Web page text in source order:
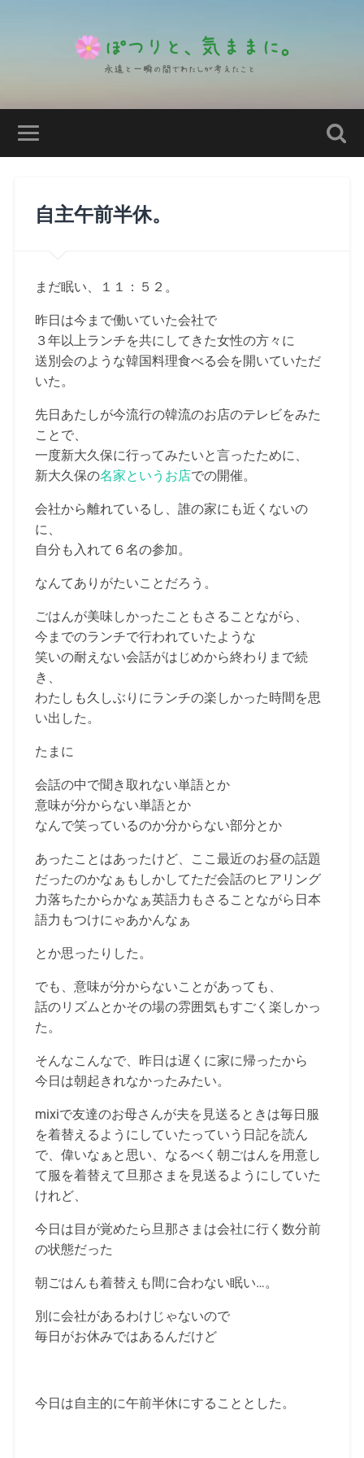
自主午前半休。
まだ眠い、１１：５２。
昨日は今まで働いていた会社で
３年以上ランチを共にしてきた女性の方々に
送別会のような韓国料理食べる会を開いていただ
いた。
先日あたしが今流行の韓流のお店のテレビをみた
ことで、
一度新大久保に行ってみたいと言ったために、
新大久保の名家というお店での開催。
会社から離れているし、誰の家にも近くないの
に、
自分も入れて６名の参加。
なんてありがたいことだろう。
ごはんが美味しかったこともさることながら、
今までのランチで行われていたような
笑いの耐えない会話がはじめから終わりまで続
き、
わたしも久しぶりにランチの楽しかった時間を思
い出した。
たまに
会話の中で聞き取れない単語とか
意味が分からない単語とか
なんで笑っているのか分からない部分とか
あったことはあったけど、ここ最近のお昼の話題
だったのかなぁもしかしてただ会話のヒアリング
力落ちたからかなぁ英語力もさることながら日本
語力もつけにゃあかんなぁ
とか思ったりした。
でも、意味が分からないことがあっても、
話のリズムとかその場の雰囲気もすごく楽しかっ
た。
そんなこんなで、昨日は遅くに家に帰ったから
今日は朝起きれなかったみたい。
mixiで友達のお母さんが夫を見送るときは毎日服
を着替えるようにしていたっていう日記を読ん
で、偉いなぁと思い、なるべく朝ごはんを用意し
て服を着替えて旦那さまを見送るようにしていた
けれど、
今日は目が覚めたら旦那さまは会社に行く数分前
の状態だった
朝ごはんも着替えも間に合わない眠い…。
別に会社があるわけじゃないので
毎日がお休みではあるんだけど
今日は自主的に午前半休にすることとした。